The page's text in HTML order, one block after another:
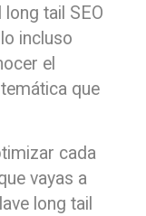
tail SEO
incluso
el
que
cada
vayas a
long tail